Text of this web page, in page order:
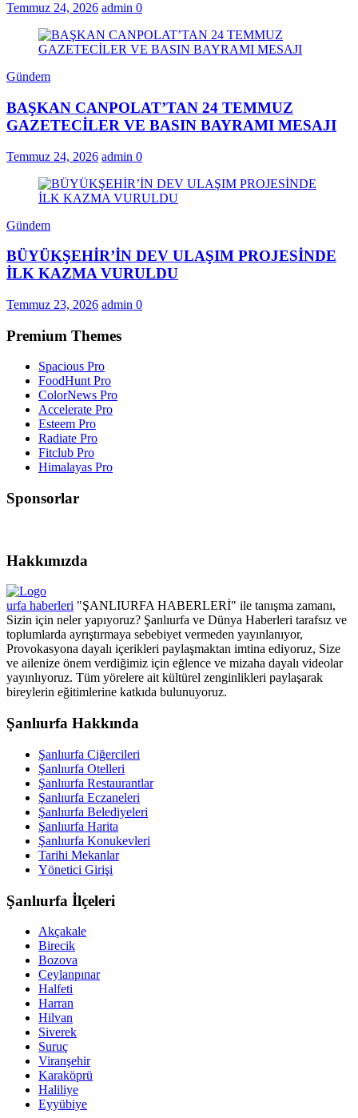
Temmuz 24, 2026 admin 0
Gündem
BAŞKAN CANPOLAT’TAN 24 TEMMUZ
GAZETECİLER VE BASIN BAYRAMI MESAJI
Temmuz 24, 2026 admin 0
Gündem
BÜYÜKŞEHİR’İN DEV ULAŞIM PROJESİNDE
İLK KAZMA VURULDU
Temmuz 23, 2026 admin 0
Premium Themes
Spacious Pro
FoodHunt Pro
ColorNews Pro
Accelerate Pro
Esteem Pro
Radiate Pro
Fitclub Pro
Himalayas Pro
Sponsorlar
Hakkımızda
urfa haberleri "ŞANLIURFA HABERLERİ" ile tanışma zamanı,
Sizin için neler yapıyoruz? Şanlıurfa ve Dünya Haberleri tarafsız ve
toplumlarda ayrıştırmaya sebebiyet vermeden yayınlanıyor,
Provokasyona dayalı içerikleri paylaşmaktan imtina ediyoruz, Size
ve ailenize önem verdiğimiz için eğlence ve mizaha dayalı videolar
yayınlıyoruz. Tüm yörelere ait kültürel zenginlikleri paylaşarak
bireylerin eğitimlerine katkıda bulunuyoruz.
Şanlıurfa Hakkında
Şanlıurfa Ciğercileri
Şanlıurfa Otelleri
Şanlıurfa Restaurantlar
Şanlıurfa Eczaneleri
Şanlıurfa Belediyeleri
Şanlıurfa Harita
Şanlıurfa Konukevleri
Tarihi Mekanlar
Yönetici Girişi
Şanlıurfa İlçeleri
Akçakale
Birecik
Bozova
Ceylanpınar
Halfeti
Harran
Hilvan
Siverek
Suruç
Viranşehir
Karaköprü
Haliliye
Eyyübiye